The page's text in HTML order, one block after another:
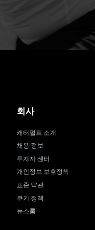
회사
캐터펄트 소개
채용 정보
투자자 센터
개인정보 보호정책
표준 약관
쿠키 정책
뉴스룸